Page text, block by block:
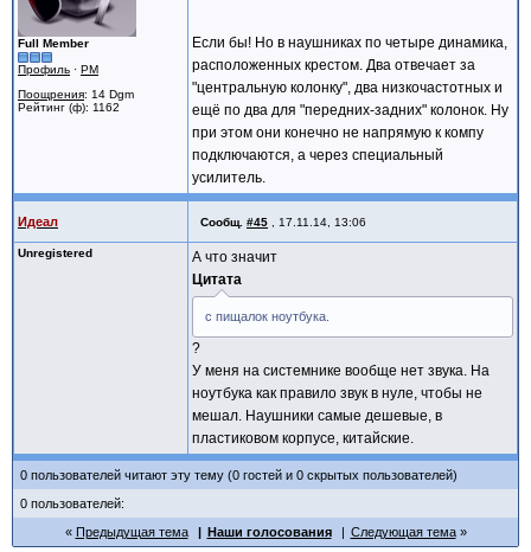
Full Member
Профиль · PM
Поощрения: 14 Dgm
Рейтинг (ф): 1162
Если бы! Но в наушниках по четыре динамика,
расположенных крестом. Два отвечает за
"центральную колонку", два низкочастотных и
ещё по два для "передних-задних" колонок. Ну
при этом они конечно не напрямую к компу
подключаются, а через специальный
усилитель.
Идеал Сообщ. #45 17.11.14, 13:06
Unregistered
А что значит
Цитата
с пищалок ноутбука.
?
У меня на системнике вообще нет звука. На
ноутбука как правило звук в нуле, чтобы не
мешал. Наушники самые дешевые, в
пластиковом корпусе, китайские.
0 пользователей читают эту тему (0 гостей и 0 скрытых пользователей)
0 пользователей:
Предыдущая тема
Наши голосования
Следующая тема